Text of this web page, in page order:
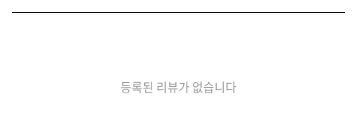
등록된 리뷰가 없습니다